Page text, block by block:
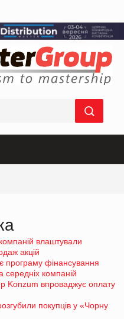
влаштували
акцій
програму фінансування
середніх компаній
Konzum впроваджує оплату
покупців у «Чорну